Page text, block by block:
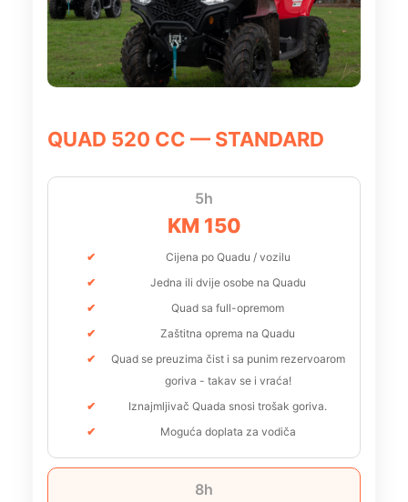
QUAD 520 CC — STANDARD
5h
KM 150
Cijena po Quadu / vozilu
Jedna ili dvije osobe na Quadu
Quad sa full-opremom
Zaštitna oprema na Quadu
Quad se preuzima čist i sa punim rezervoarom
goriva - takav se i vraća!
Iznajmljivač Quada snosi trošak goriva.
Moguća doplata za vodiča
8h